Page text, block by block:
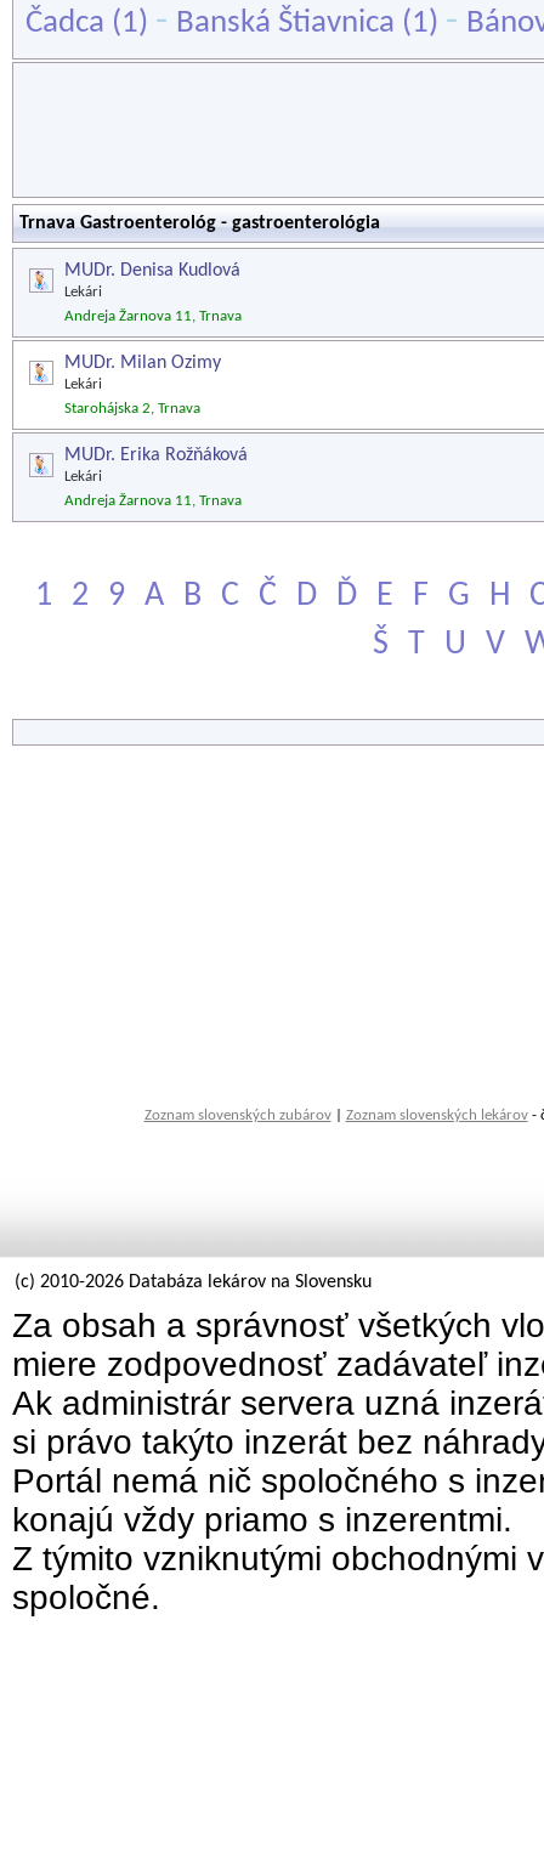
Čadca (1) - Banská Štiavnica (1) -
Trnava Gastroenterológ - gastroenterológia
MUDr. Denisa Kudlová
Lekári
Andreja Žarnova 11, Trnava
MUDr. Milan Ozimy
Lekári
Starohájska 2, Trnava
MUDr. Erika Rožňáková
Lekári
Andreja Žarnova 11, Trnava
1 2 9 A B C Č D Ď E F G H
Š
T U V
Zoznam slovenských zubárov| Zoznam slovenských lekárov-
(c) 2010-2026 Databáza lekárov na Slovensku
Za obsah a správnosť všetkých
miere zodpovednosť zadávateľ
Ak administrár servera uzná
si právo takýto inzerát bez
Portál nemá nič spoločného s
konajú vždy priamo s inzerentmi.
Z týmito vzniknutými obchodnými
spoločné.